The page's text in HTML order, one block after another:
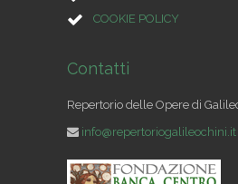
COOKIE POLICY
Contatti
Repertorio delle Opere di
info@repertoriogalileochini.it